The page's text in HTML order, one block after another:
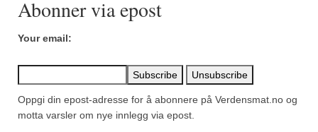
Paprikapulver, edelsøtt
Parisisk pepper
Piment d’Espelette
Abonner via epost
Your email:
Oppgi din epost-adresse for å abonnere på Verdensmat.no og
motta varsler om nye innlegg via epost.